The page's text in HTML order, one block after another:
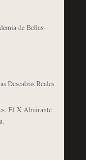
de Bellas
Descalzas Reales
El X Almirante